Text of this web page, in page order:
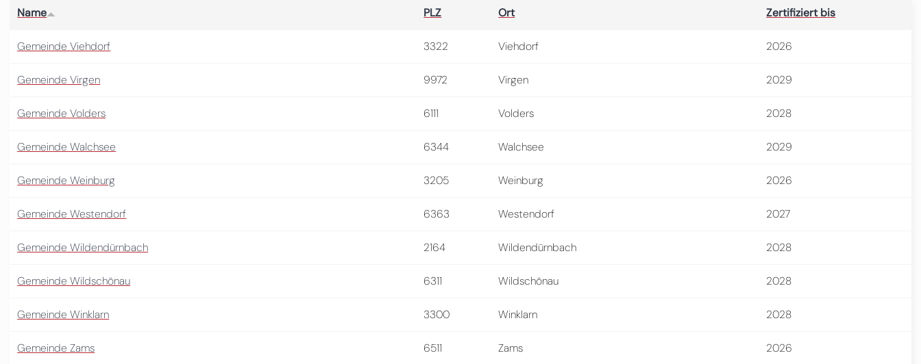
Name PLZ Ort Zertifiziert bis
Gemeinde Viehdorf 3322 Viehdorf 2026
Gemeinde Virgen 9972 Virgen 2029
Gemeinde Volders 6111 Volders 2028
Gemeinde Walchsee 6344 Walchsee 2029
Gemeinde Weinburg 3205 Weinburg 2026
Gemeinde Westendorf 6363 Westendorf 2027
Gemeinde Wildendürnbach 2164 Wildendürnbach 2028
Gemeinde Wildschönau 6311 Wildschönau 2028
Gemeinde Winklarn 3300 Winklarn 2028
Gemeinde Zams 6511 Zams 2026